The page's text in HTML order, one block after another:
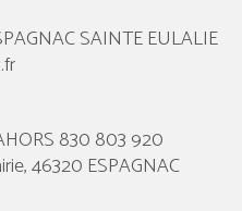
SAINTE EULALIE
830 803 920
46320 ESPAGNAC